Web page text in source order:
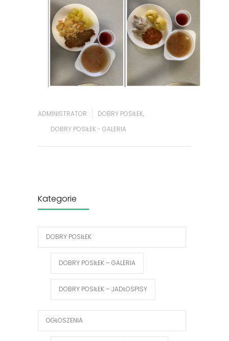
ADMINISTRATOR DOBRY POSIŁEK,
DOBRY POSIŁEK - GALERIA
Kategorie
DOBRY POSIŁEK
DOBRY POSIŁEK – GALERIA
DOBRY POSIŁEK – JADŁOSPISY
OGŁOSZENIA